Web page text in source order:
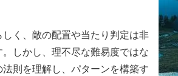
しく、敵の配置や当たり判定は非
しかし、理不尽な難易度ではな
法則を理解し、パターンを構築す